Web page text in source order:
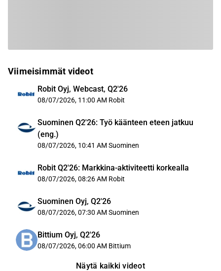
Viimeisimmät videot
Robit Oyj, Webcast, Q2'26
08/07/2026, 11:00 AM Robit
Suominen Q2'26: Työ käänteen eteen jatkuu
(eng.)
08/07/2026, 10:41 AM Suominen
Robit Q2'26: Markkina-aktiviteetti korkealla
08/07/2026, 08:26 AM Robit
Suominen Oyj, Q2'26
08/07/2026, 07:30 AM Suominen
Bittium Oyj, Q2'26
08/07/2026, 06:00 AM Bittium
Näytä kaikki videot